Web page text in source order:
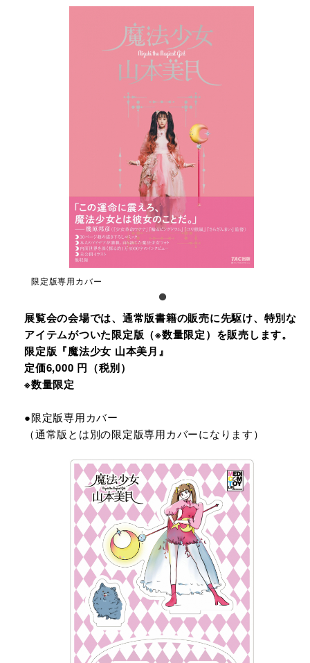
限定版専⽤カバー
展覧会の会場では、通常版書籍の販売に先駆け、特別な
アイテムがついた限定版（※数量限定）を販売します。
限定版『魔法少⼥ ⼭本美⽉』
定価6,000 円（税別）
※数量限定
●限定版専⽤カバー
（通常版とは別の限定版専⽤カバーになります）